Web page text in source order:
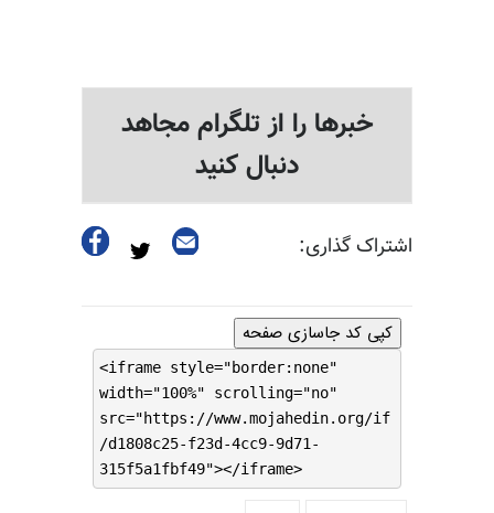
خبرها را از تلگرام مجاهد
دنبال کنید
اشتراک گذاری:
کپی کد جاسازی صفحه
<iframe style="border:none"
width="100%" scrolling="no"
src="https://www.mojahedin.org/if
/d1808c25-f23d-4cc9-9d71-
315f5a1fbf49"></iframe>